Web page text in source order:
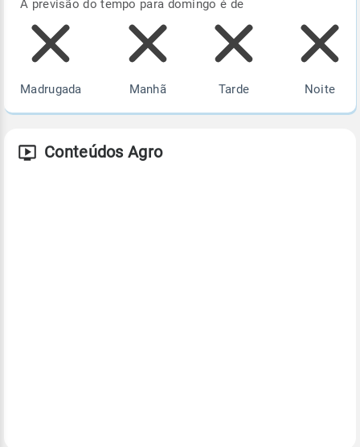
A previsão do tempo para domingo é de
Madrugada Manhã Tarde Noite
Conteúdos Agro